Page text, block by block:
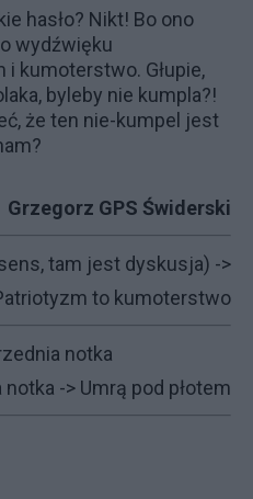
hasło? Nikt! Bo ono
wydźwięku
kumoterstwo. Głupie,
byleby nie kumpla?!
że ten nie-kumpel jest
Grzegorz GPS Świderski
tam jest dyskusja) ->
to kumoterstwo
notka
notka -> Umrą pod płotem